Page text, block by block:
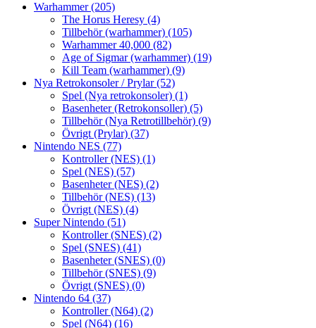
Warhammer(205)
The Horus Heresy (4)
Tillbehör (warhammer) (105)
Warhammer 40,000 (82)
Age of Sigmar (warhammer) (19)
Kill Team (warhammer) (9)
Nya Retrokonsoler / Prylar(52)
Spel (Nya retrokonsoler) (1)
Basenheter (Retrokonsoller) (5)
Tillbehör (Nya Retrotillbehör) (9)
Övrigt (Prylar) (37)
Nintendo NES (77)
Kontroller (NES) (1)
Spel (NES) (57)
Basenheter (NES) (2)
Tillbehör (NES) (13)
Övrigt (NES) (4)
Super Nintendo (51)
Kontroller (SNES) (2)
Spel (SNES) (41)
Basenheter (SNES) (0)
Tillbehör (SNES) (9)
Övrigt (SNES) (0)
Nintendo 64 (37)
Kontroller (N64) (2)
Spel (N64) (16)